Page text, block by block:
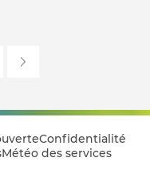
Confidentialité
Météo des services